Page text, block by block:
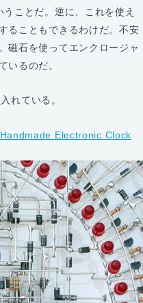
ことだ。逆に、これを使え
ることもできるわけだ。不安
磁石を使ってエンクロージャ
いるのだ。
れている。